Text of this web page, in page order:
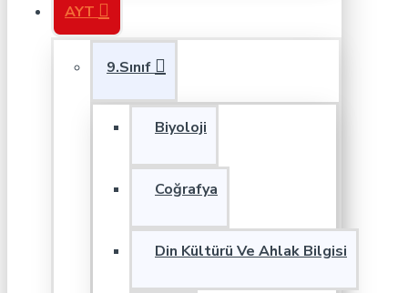
AYT
9.Sınıf
Biyoloji
Coğrafya
Din Kültürü Ve Ahlak Bilgisi